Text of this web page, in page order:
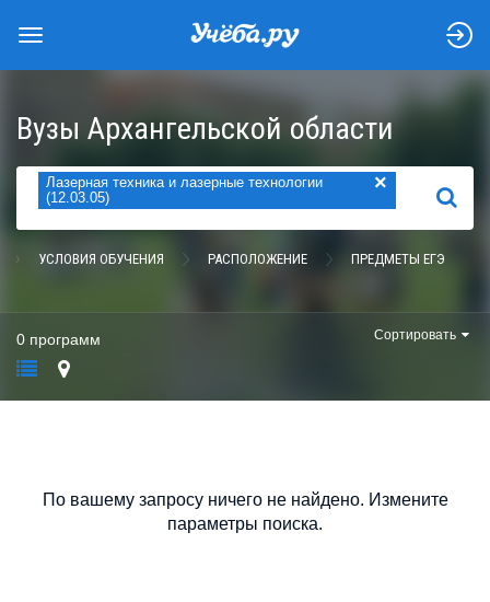
Вузы Архангельской области
Лазерная техника и лазерные технологии
(12.03.05)
×
НАЙТИ
УСЛОВИЯ ОБУЧЕНИЯ РАСПОЛОЖЕНИЕ ПРЕДМЕТЫ ЕГЭ
0 программ Сортировать
По вашему запросу ничего не найдено. Измените
параметры поиска.